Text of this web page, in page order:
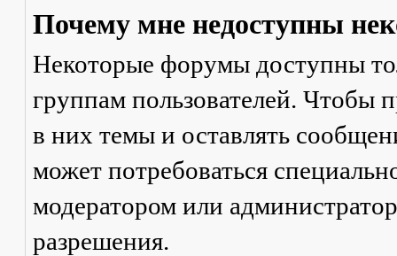
Почему мне недоступны
Некоторые форумы доступны
группам пользователей. Чтобы
в них темы и оставлять
может потребоваться
модератором или
разрешения.